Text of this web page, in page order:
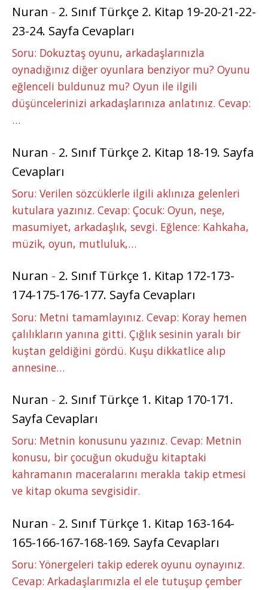
Nuran - 2. Sınıf Türkçe 2. Kitap 19-20-21-22-
23-24. Sayfa Cevapları
Soru: Dokuztaş oyunu, arkadaşlarınızla
oynadığınız diğer oyunlara benziyor mu? Oyunu
eğlenceli buldunuz mu? Oyun ile ilgili
düşüncelerinizi arkadaşlarınıza anlatınız. Cevap:
…
Nuran - 2. Sınıf Türkçe 2. Kitap 18-19. Sayfa
Cevapları
Soru: Verilen sözcüklerle ilgili aklınıza gelenleri
kutulara yazınız. Cevap: Çocuk: Oyun, neşe,
masumiyet, arkadaşlık, sevgi. Eğlence: Kahkaha,
müzik, oyun, mutluluk,…
Nuran - 2. Sınıf Türkçe 1. Kitap 172-173-
174-175-176-177. Sayfa Cevapları
Soru: Metni tamamlayınız. Cevap: Koray hemen
çalılıkların yanına gitti. Çığlık sesinin yaralı bir
kuştan geldiğini gördü. Kuşu dikkatlice alıp
annesine…
Nuran - 2. Sınıf Türkçe 1. Kitap 170-171.
Sayfa Cevapları
Soru: Metnin konusunu yazınız. Cevap: Metnin
konusu, bir çocuğun okuduğu kitaptaki
kahramanın maceralarını merakla takip etmesi
ve kitap okuma sevgisidir.
Nuran - 2. Sınıf Türkçe 1. Kitap 163-164-
165-166-167-168-169. Sayfa Cevapları
Soru: Yönergeleri takip ederek oyunu oynayınız.
Cevap: Arkadaşlarımızla el ele tutuşup çember